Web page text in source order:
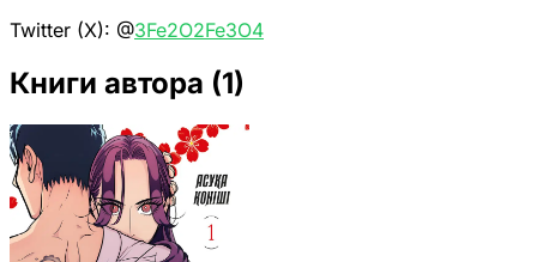
Twitter (X): @3Fe2O2Fe3O4
Книги автора (1)